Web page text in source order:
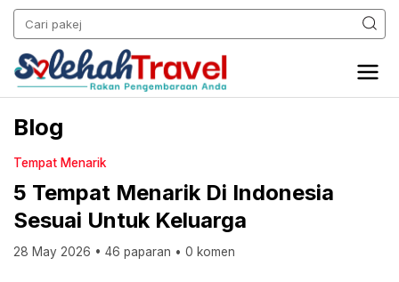
Blog
Tempat Menarik
5 Tempat Menarik Di Indonesia
Sesuai Untuk Keluarga
28 May 2026 • 46 paparan • 0 komen